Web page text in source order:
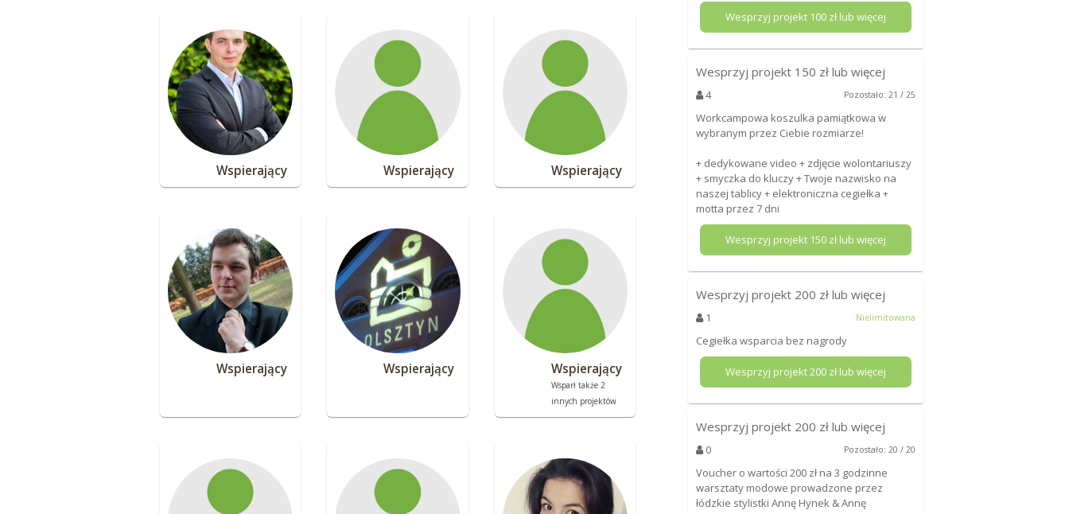
Wspierający Wspierający Wspierający
Wspierający Wspierający Wspierający
Wsparł także 2
innych projektów
Wesprzyj projekt 100zł lub więcej
Wesprzyj projekt 150 zł lub więcej
4 Pozostało: 21 / 25
Workcampowa koszulka pamiątkowa w
wybranym przez Ciebie rozmiarze!
+ dedykowane video + zdjęcie wolontariuszy
+ smyczka do kluczy + Twoje nazwisko na
naszej tablicy + elektroniczna cegiełka +
motta przez 7 dni
Wesprzyj projekt 150zł lub więcej
Wesprzyj projekt 200 zł lub więcej
1 Nielimitowana
Cegiełka wsparcia bez nagrody
Wesprzyj projekt200zł lub więcej
Wesprzyj projekt 200 zł lub więcej
0 Pozostało: 20 / 20
Voucher o wartości 200 zł na 3 godzinne
warsztaty modowe prowadzone przez
łódzkie stylistki Annę Hynek & Annę